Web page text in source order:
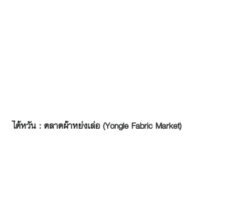
ไต้หวัน : ตลาดผ้าหย่งเล่อ (Yongle Fabric Market)